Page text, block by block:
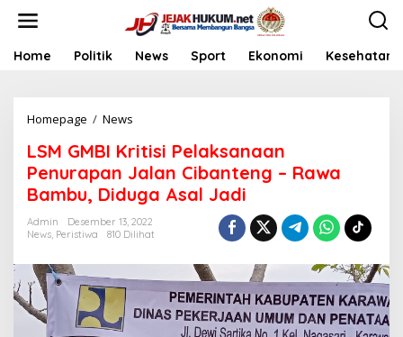
Home Politik News Sport Ekonomi Kesehatan
Homepage / News
M
G
M
B
I
K
i
t
s
LSM GMBI Kritisi Pelaksanaan
Penurapan Jalan Cibanteng – Rawa
Bambu, Diduga Asal Jadi
Admin
Desember 13, 2022
News, Peristiwa 810 Dilihat